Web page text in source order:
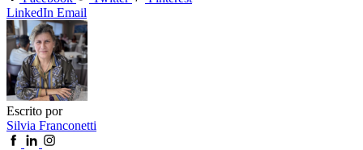
LinkedIn Email
Escrito por
Silvia Franconetti